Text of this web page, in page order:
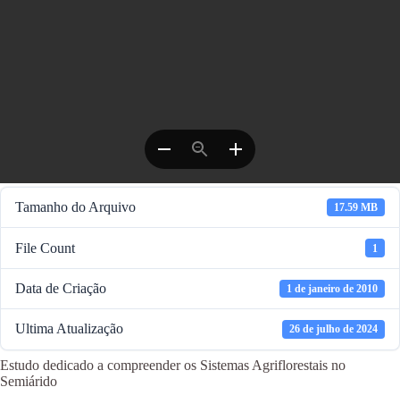
Tamanho do Arquivo 17.59 MB
File Count 1
Data de Criação 1 de janeiro de 2010
Ultima Atualização 26 de julho de 2024
Estudo dedicado a compreender os Sistemas Agriflorestais no
Semiárido